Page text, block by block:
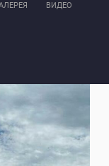
ВИДЕО